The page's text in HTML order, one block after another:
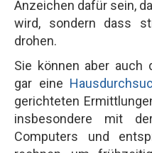
Anzeichen dafür sein,
wird, sondern dass
drohen.
Sie können aber auch
gar eine
gerichteten
insbesondere mit
Computers und